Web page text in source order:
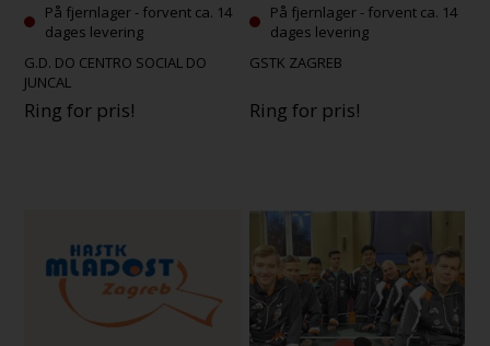
På fjernlager - forvent ca. 14
dages levering
G.D. DO CENTRO SOCIAL DO
JUNCAL
Ring for pris!
På fjernlager - forvent ca. 14
dages levering
GSTK ZAGREB
Ring for pris!